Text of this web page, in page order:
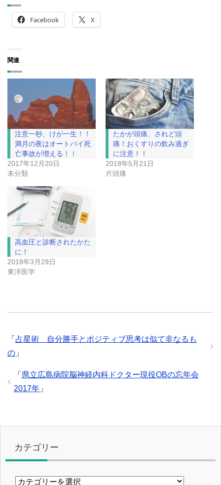
Facebook X
関連
注意一秒、けが一生！！
満月の夜はオートバイ死
亡事故が増える！！
2017年12月20日
未分類
たかが頭痛、されど頭
痛！おくすりの飲み過ぎ
に注意！！
2018年5月21日
片頭痛
高血圧と診断されたかた
に！
2018年3月29日
東洋医学
「 占星術 自分勝手とポジティブ思考は似て非なるも
の 」
「 県立広島病院脳神経内科ドクター現役OBの忘年会
2017年 」
カテゴリー
カ